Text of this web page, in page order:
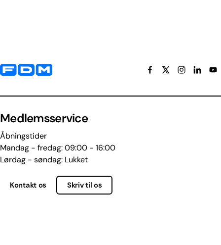
Yderligere information og kontaktoplysninger
Medlemsservice
Åbningstider
Mandag - fredag: 09:00 - 16:00
Lørdag - søndag: Lukket
Kontakt os Skriv til os